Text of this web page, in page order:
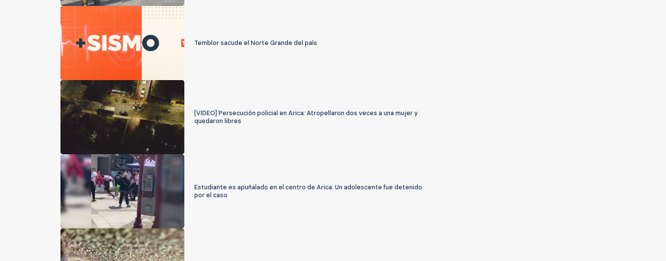
Temblor sacude el Norte Grande del país
[VIDEO] Persecución policial en Arica: Atropellaron dos veces a una mujer y
quedaron libres
Estudiante es apuñalado en el centro de Arica: Un adolescente fue detenido
por el caso